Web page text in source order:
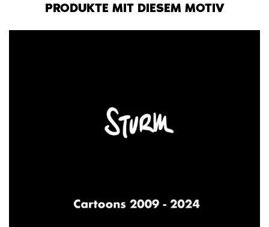
PRODUKTE MIT DIESEM MOTIV